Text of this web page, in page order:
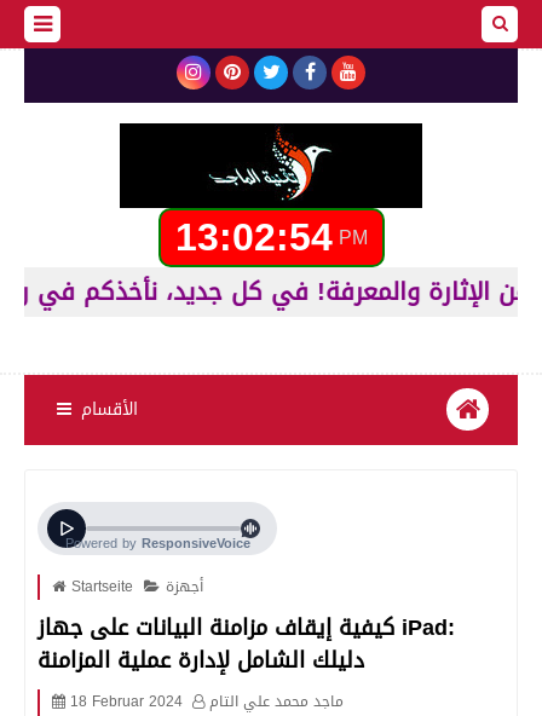
13:02:55 PM
الأقسام
Startseite أجهزة
كيفية إيقاف مزامنة البيانات على جهاز iPad:
دليلك الشامل لإدارة عملية المزامنة
18 Februar 2024 ماجد محمد علي التام